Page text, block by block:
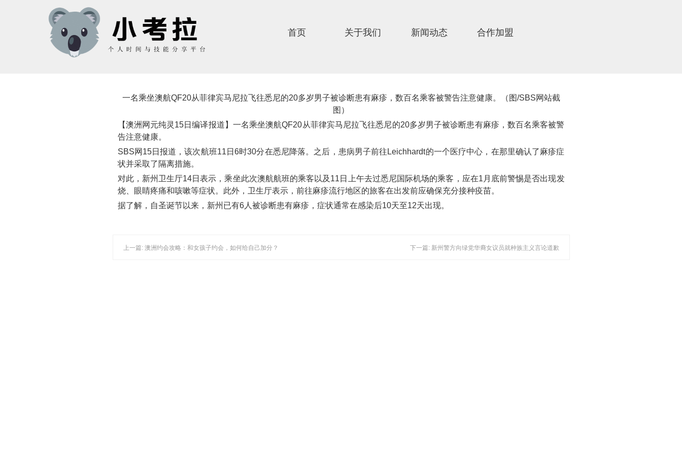
首页 关于我们 新闻动态 合作加盟
一名乘坐澳航QF20从菲律宾马尼拉飞往悉尼的20多岁男子被诊断患有麻疹，数百名乘客被警告注意健康。（图/SBS网站截
图）
【澳洲网元纯灵15日编译报道】一名乘坐澳航QF20从菲律宾马尼拉飞往悉尼的20多岁男子被诊断患有麻疹，数百名乘客被警
告注意健康。
SBS网15日报道，该次航班11日6时30分在悉尼降落。之后，患病男子前往Leichhardt的一个医疗中心，在那里确认了麻疹症
状并采取了隔离措施。
对此，新州卫生厅14日表示，乘坐此次澳航航班的乘客以及11日上午去过悉尼国际机场的乘客，应在1月底前警惕是否出现发
烧、眼睛疼痛和咳嗽等症状。此外，卫生厅表示，前往麻疹流行地区的旅客在出发前应确保充分接种疫苗。
据了解，自圣诞节以来，新州已有6人被诊断患有麻疹，症状通常在感染后10天至12天出现。
上一篇: 澳洲约会攻略：和女孩子约会，如何给自己加分？ 下一篇: 新州警方向绿党华裔女议员就种族主义言论道歉